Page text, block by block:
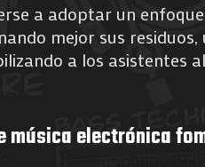
a adoptar un
mejor sus
a los asistentes
música electrónica